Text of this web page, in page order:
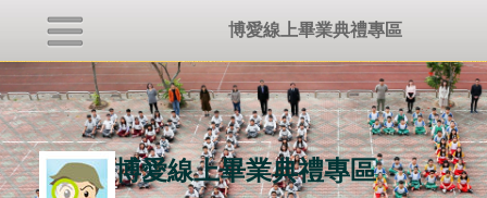
博愛線上畢業典禮專區
博愛線上畢業典禮專區